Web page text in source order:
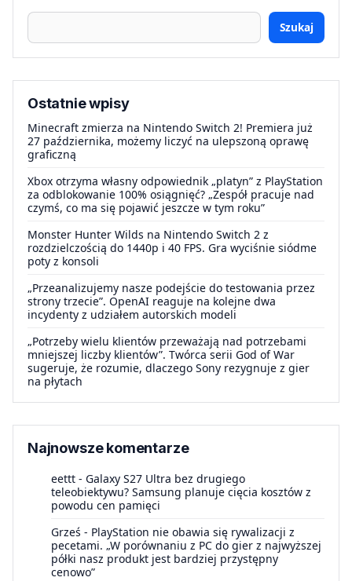
Szukaj
Ostatnie wpisy
Minecraft zmierza na Nintendo Switch 2! Premiera już
27 października, możemy liczyć na ulepszoną oprawę
graficzną
Xbox otrzyma własny odpowiednik „platyn” z PlayStation
za odblokowanie 100% osiągnięć? „Zespół pracuje nad
czymś, co ma się pojawić jeszcze w tym roku”
Monster Hunter Wilds na Nintendo Switch 2 z
rozdzielczością do 1440p i 40 FPS. Gra wyciśnie siódme
poty z konsoli
„Przeanalizujemy nasze podejście do testowania przez
strony trzecie”. OpenAI reaguje na kolejne dwa
incydenty z udziałem autorskich modeli
„Potrzeby wielu klientów przeważają nad potrzebami
mniejszej liczby klientów”. Twórca serii God of War
sugeruje, że rozumie, dlaczego Sony rezygnuje z gier
na płytach
Najnowsze komentarze
eettt - Galaxy S27 Ultra bez drugiego
teleobiektywu? Samsung planuje cięcia kosztów z
powodu cen pamięci
Grześ - PlayStation nie obawia się rywalizacji z
pecetami. „W porównaniu z PC do gier z najwyższej
półki nasz produkt jest bardziej przystępny
cenowo”